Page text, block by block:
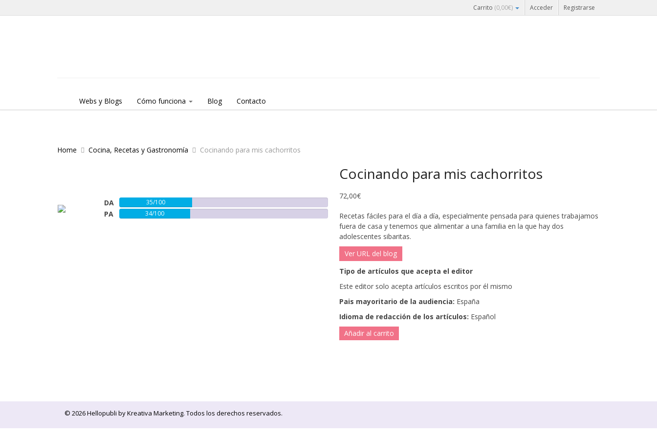
Carrito (0,00€) Acceder Registrarse
Menu
Webs y Blogs
Cómo funciona Blog Contacto
Home Cocina, Recetas y Gastronomía Cocinando para mis cachorritos
Cocinando para mis cachorritos
72,00€
Recetas fáciles para el día a día, especialmente pensada para quienes trabajamos
fuera de casa y tenemos que alimentar a una familia en la que hay dos
adolescentes sibaritas.
Ver URL del blog
Tipo de artículos que acepta el editor
Este editor solo acepta artículos escritos por él mismo
Pais mayoritario de la audiencia: España
Idioma de redacción de los artículos: Español
Añadir al carrito
DA 35/100
PA 34/100
© 2026 Hellopubli byKreativa Marketing. Todos los derechos reservados.